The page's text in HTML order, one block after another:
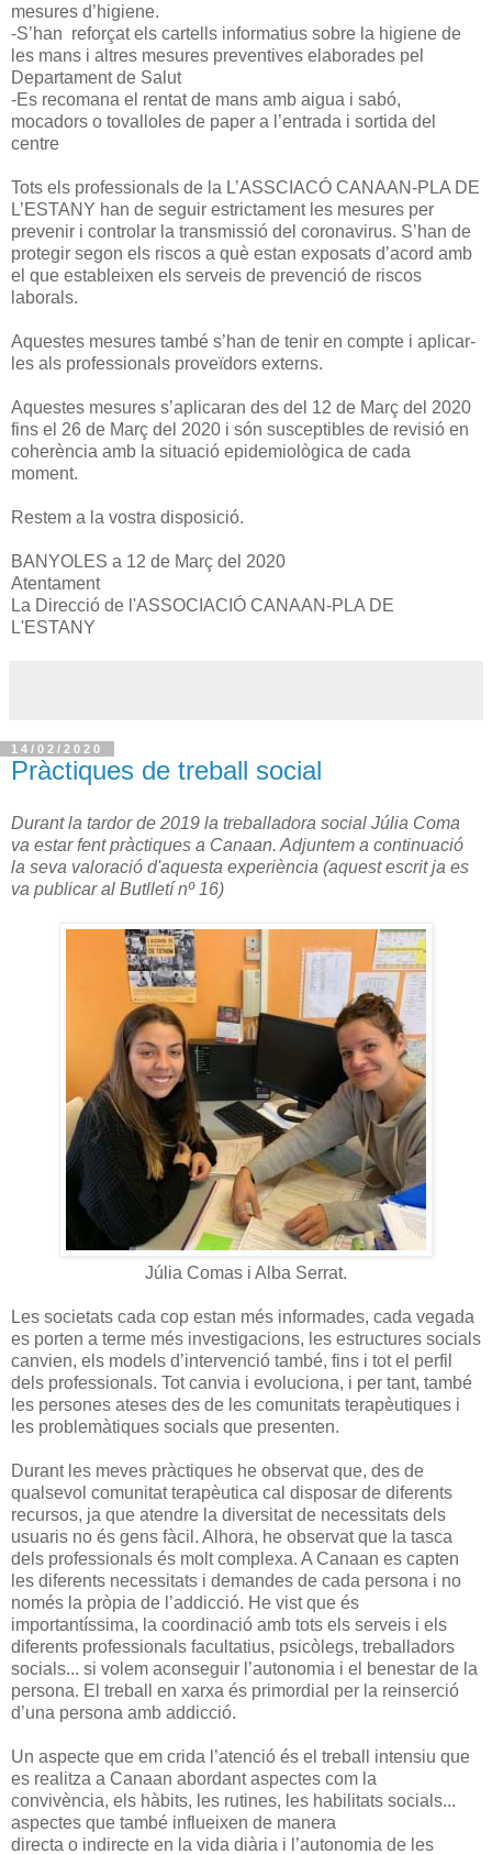
mesures d’higiene.
-S’han reforçat els cartells informatius sobre la higiene de
les mans i altres mesures preventives elaborades pel
Departament de Salut
-Es recomana el rentat de mans amb aigua i sabó,
mocadors o tovalloles de paper a l’entrada i sortida del
centre
Tots els professionals de la L’ASSCIACÓ CANAAN-PLA DE
L’ESTANY han de seguir estrictament les mesures per
prevenir i controlar la transmissió del coronavirus. S’han de
protegir segon els riscos a què estan exposats d’acord amb
el que estableixen els serveis de prevenció de riscos
laborals.
Aquestes mesures també s’han de tenir en compte i aplicar-
les als professionals proveïdors externs.
Aquestes mesures s’aplicaran des del 12 de Març del 2020
fins el 26 de Març del 2020 i són susceptibles de revisió en
coherència amb la situació epidemiològica de cada
moment.
Restem a la vostra disposició.
BANYOLES a 12 de Març del 2020
Atentament
La Direcció de l'ASSOCIACIÓ CANAAN-PLA DE
L'ESTANY
14/02/2020
Pràctiques de treball social
Durant la tardor de 2019 la treballadora social Júlia Coma
va estar fent pràctiques a Canaan. Adjuntem a continuació
la seva valoració d'aquesta experiència (aquest escrit ja es
va publicar al Butlletí nº 16)
Júlia Comas i Alba Serrat.
Les societats cada cop estan més informades, cada vegada
es porten a terme més investigacions, les estructures socials
canvien, els models d’intervenció també, fins i tot el perfil
dels professionals. Tot canvia i evoluciona, i per tant, també
les persones ateses des de les comunitats terapèutiques i
les problemàtiques socials que presenten.
Durant les meves pràctiques he observat que, des de
qualsevol comunitat terapèutica cal disposar de diferents
recursos, ja que atendre la diversitat de necessitats dels
usuaris no és gens fàcil. Alhora, he observat que la tasca
dels professionals és molt complexa. A Canaan es capten
les diferents necessitats i demandes de cada persona i no
només la pròpia de l’addicció. He vist que és
importantíssima, la coordinació amb tots els serveis i els
diferents professionals facultatius, psicòlegs, treballadors
socials... si volem aconseguir l’autonomia i el benestar de la
persona. El treball en xarxa és primordial per la reinserció
d’una persona amb addicció.
Un aspecte que em crida l’atenció és el treball intensiu que
es realitza a Canaan abordant aspectes com la
convivència, els hàbits, les rutines, les habilitats socials...
aspectes que també influeixen de manera
directa o indirecte en la vida diària i l’autonomia de les